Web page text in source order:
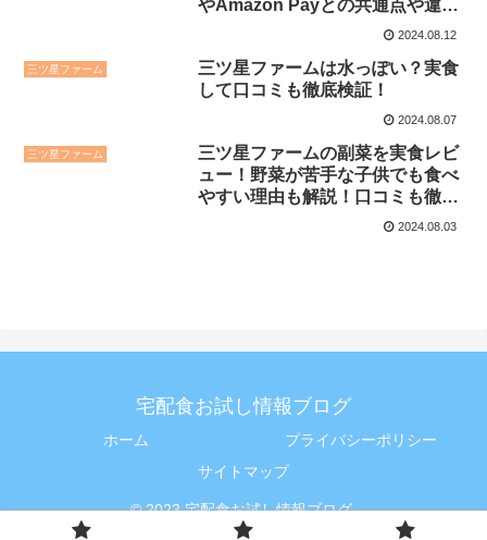
やAmazon Payとの共通点や違い
2024.08.12
三ツ星ファーム
三ツ星ファームは水っぽい？実食
して口コミも徹底検証！
2024.08.07
三ツ星ファーム
三ツ星ファームの副菜を実食レビ
ュー！野菜が苦手な子供でも食べ
やすい理由も解説！口コミも徹底
2024.08.03
宅配食お試し情報ブログ
ホーム
プライバシーポリシー
サイトマップ
© 2023 宅配食お試し情報ブログ.